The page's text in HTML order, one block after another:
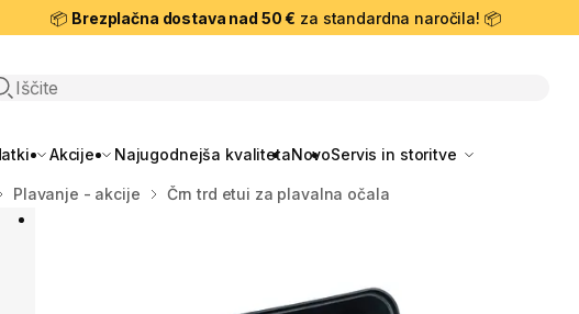
📦 Brezplačna dostava nad 50 € za standardna naročila! 📦
iskanje
Akcije Najugodnejša kvalitetaNovoServis in storitve
Plavanje - akcije Črn trd etui za plavalna očala